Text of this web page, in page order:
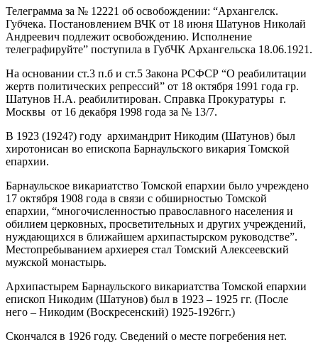
Телеграмма за № 12221 об освобождении: “Архангелск.
Губчека. Постановлением ВЧК от 18 июня Шатунов Николай
Андреевич подлежит освобождению. Исполнение
телеграфируйте” поступила в ГубЧК Архангельска 18.06.1921.
На основании ст.3 п.б и ст.5 Закона РСФСР “О реабилитации
жертв политических репрессий” от 18 октября 1991 года гр.
Шатунов Н.А. реабилитирован. Справка Прокуратуры г.
Москвы от 16 декабря 1998 года за № 13/7.
В 1923 (1924?) году архимандрит Никодим (Шатунов) был
хиротонисан во епископа Барнаульского викария Томской
епархии.
Барнаульское викариатство Томской епархии было учреждено
17 октября 1908 года в связи с обширностью Томской
епархии, “многочисленностью православного населения и
обилием церковных, просветительных и других учреждений,
нуждающихся в ближайшем архипастырском руководстве”.
Местопребыванием архиерея стал Томский Алексеевский
мужской монастырь.
Архипастырем Барнаульского викариатства Томской епархии
епископ Никодим (Шатунов) был в 1923 – 1925 гг. (После
него – Никодим (Воскресенский) 1925-1926гг.)
Скончался в 1926 году. Сведений о месте погребения нет.